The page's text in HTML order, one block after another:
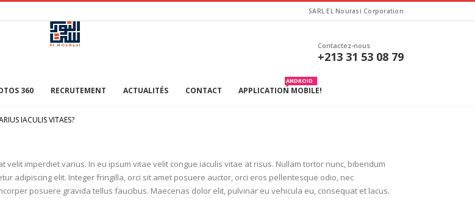
SARL EL Nourasi Corporation
Contactez-nous
+213 31 53 08 79
360 RECRUTEMENT ACTUALITÉS CONTACT APPLICATION MOBILE!
ANDROID
IACULIS VITAES?
imperdiet varius. In eu ipsum vitae velit congue iaculis vitae at risus. Nullam tortor nunc, bibendum
adipiscing elit. Integer fringilla, orci sit amet posuere auctor, orci eros pellentesque odio, nec
posuere gravida tellus faucibus. Maecenas dolor elit, pulvinar eu vehicula eu, consequat et lacus.